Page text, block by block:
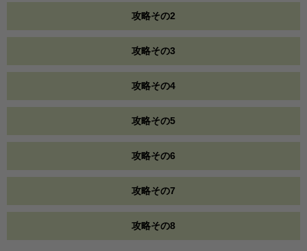
攻略その2
攻略その3
攻略その4
攻略その5
攻略その6
攻略その7
攻略その8